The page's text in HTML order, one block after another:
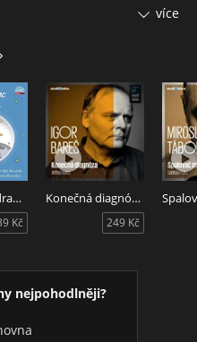
provdané“ krasavice,
životem v nelásce a
choti carského
jež spisovatel umně
příbuzných a přátel, je
od dobových
a milostný poměr ani
lásky, jehož autorem je
více
Malý princ - dramatizace
Kč
Konečná diagnóza - Mistři slova
249 Kč
nejpohodlněji?